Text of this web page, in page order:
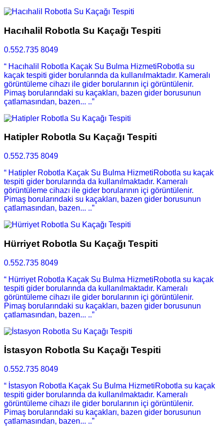
Hacıhalil Robotla Su Kaçağı Tespiti
0.552.735 8049
“ Hacıhalil Robotla Kaçak Su Bulma HizmetiRobotla su
kaçak tespiti gider borularında da kullanılmaktadır. Kameralı
görüntüleme cihazı ile gider borularının içi görüntülenir.
Pimaş borularındaki su kaçakları, bazen gider borusunun
çatlamasından, bazen... ..”
Hatipler Robotla Su Kaçağı Tespiti
0.552.735 8049
“ Hatipler Robotla Kaçak Su Bulma HizmetiRobotla su kaçak
tespiti gider borularında da kullanılmaktadır. Kameralı
görüntüleme cihazı ile gider borularının içi görüntülenir.
Pimaş borularındaki su kaçakları, bazen gider borusunun
çatlamasından, bazen... ..”
Hürriyet Robotla Su Kaçağı Tespiti
0.552.735 8049
“ Hürriyet Robotla Kaçak Su Bulma HizmetiRobotla su kaçak
tespiti gider borularında da kullanılmaktadır. Kameralı
görüntüleme cihazı ile gider borularının içi görüntülenir.
Pimaş borularındaki su kaçakları, bazen gider borusunun
çatlamasından, bazen... ..”
İstasyon Robotla Su Kaçağı Tespiti
0.552.735 8049
“ İstasyon Robotla Kaçak Su Bulma HizmetiRobotla su kaçak
tespiti gider borularında da kullanılmaktadır. Kameralı
görüntüleme cihazı ile gider borularının içi görüntülenir.
Pimaş borularındaki su kaçakları, bazen gider borusunun
çatlamasından, bazen... ..”